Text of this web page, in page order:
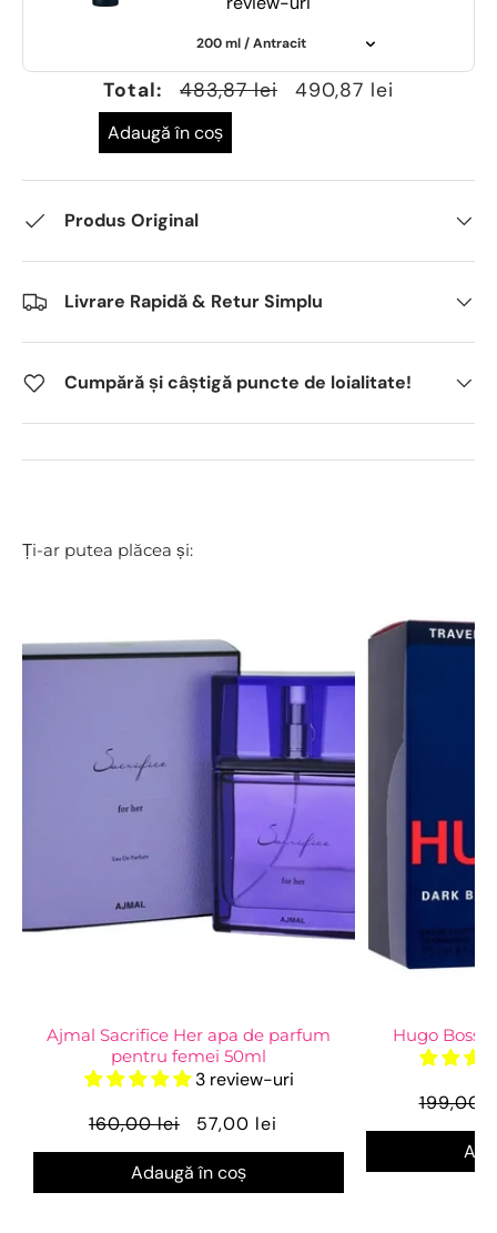
Total: 483,87 lei 490,87 lei
Adaugă în coș
Produs Original
Livrare Rapidă & Retur Simplu
Cumpără și câștigă puncte de loialitate!
Ți-ar putea plăcea și:
Ajmal Sacrifice Her apa de parfum
pentru femei 50ml
3 review-uri
160,00 lei
57,00 lei
Adaugă în coș
Hugo Boss
199,00